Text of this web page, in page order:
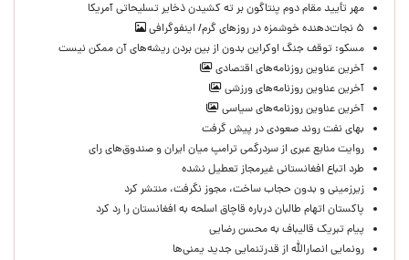
مهر تأیید مقام دوم پنتاگون بر ته کشیدن ذخایر تسلیحاتی آمریکا
۵ نجات‌دهنده خوشمزه در روزهای گرم/ اینفوگرافی
مسکو: توقف جنگ اوکراین بدون از بین بردن ریشه‌های آن ممکن نیست
آخرین عناوین روزنامه‌های اقتصادی
آخرین عناوین روزنامه‌های ورزشی
آخرین عناوین روزنامه‌های سیاسی
بهای نفت روند صعودی در پیش گرفت
روایت منابع عبری از سردرگمی ترامپ میان ایران و صندوق‌های رای
طرد اتباع افغانستانی غیرمجاز تعطیل نشده
زیرزمینی و بدون حجاب ساخت، مجوز نگرفت، منتشر کرد
پاکستان اتهام طالبان درباره قاچاق اسلحه به افغانستان را رد کرد
پیام تبریک قالیباف به محسن رضایی
رونمایی انصارالله از قدرتنمایی جدید یمنی‌ها